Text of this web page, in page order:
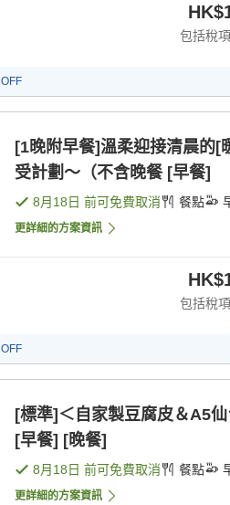
包括稅
OFF
[1晚附早餐]溫柔迎接清晨的[
受計劃〜（不含晚餐 [早餐]
8月18日 前可免費取消 餐點
更詳細的方案資訊
包括稅
OFF
[標準]＜自家製豆腐皮＆A5
[早餐] [晚餐]
8月18日 前可免費取消 餐點
更詳細的方案資訊